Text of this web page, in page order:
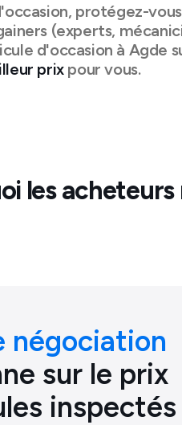
protégez-
(experts,
d'occasion à Agde
prixpour vous.
les
négociation
sur le prix
inspectés